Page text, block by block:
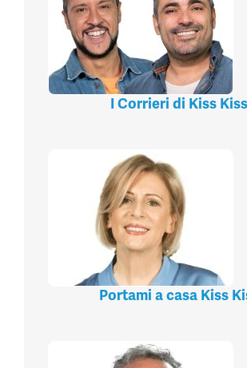
I Corrieri di Kiss Kiss
Portami a casa Kiss